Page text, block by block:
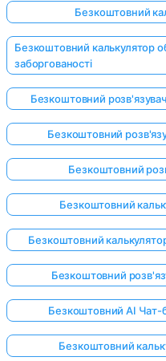
Безкоштовний
Безкоштовний калькулятор
заборгованості
Безкоштовний
Безкоштовний
Безкоштовний
Безкоштовний
Безкоштовний
Безкоштовний
Безкоштовний AI Чат-
Безкоштовний